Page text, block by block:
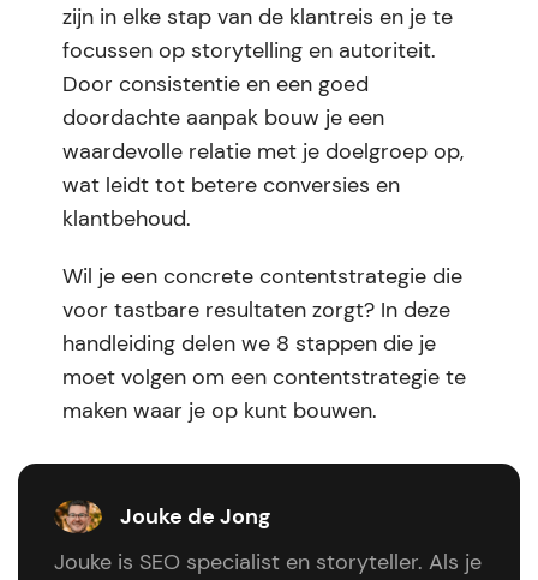
zijn in elke stap van de klantreis en je te
focussen op storytelling en autoriteit.
Door consistentie en een goed
doordachte aanpak bouw je een
waardevolle relatie met je doelgroep op,
wat leidt tot betere conversies en
klantbehoud.
Wil je een concrete contentstrategie die
voor tastbare resultaten zorgt? In deze
handleiding delen we 8 stappen die je
moet volgen om een contentstrategie te
maken waar je op kunt bouwen.
Jouke de Jong
Jouke is SEO specialist en storyteller. Als je